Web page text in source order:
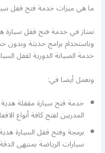
ما هي ميزات خدمة فتح قفل
نمتاز في خدمة فتح قفل سيارة
وباستخدام برامج حديثة
خدمة الصيانة الدورية لقفل
ونعمل أيضا في:
خدمة فتح سيارة مقفلة
المدربين لفتح كافة أنواع
برمجة وفتح قفل السيارة
سيارات الرياضة بمنتهى الدقة